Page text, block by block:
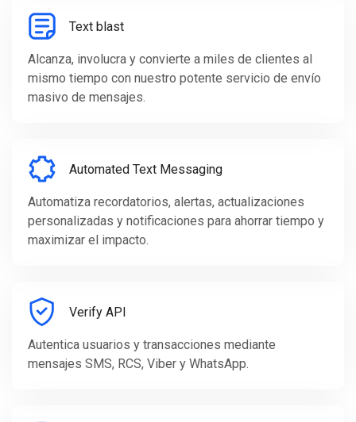
Text blast
Alcanza, involucra y convierte a miles de clientes al
mismo tiempo con nuestro potente servicio de envío
masivo de mensajes.
Automated Text Messaging
Automatiza recordatorios, alertas, actualizaciones
personalizadas y notificaciones para ahorrar tiempo y
maximizar el impacto.
Verify API
Autentica usuarios y transacciones mediante
mensajes SMS, RCS, Viber y WhatsApp.